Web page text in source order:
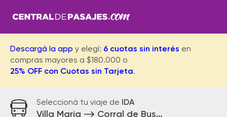
Descargá la app y elegí: 6 cuotas sin interés en
compras mayores a $180.000 o
25% OFF con Cuotas sin Tarjeta.
Seleccioná tu viaje de IDA
Villa Maria Corral de Bustos